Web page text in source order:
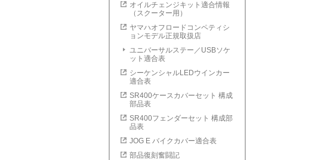
オイルチェンジキット適合情報
（スクーター用）
ヤマハオフロードコンペティシ
ョンモデル正規取扱店
ユニバーサルステー／USBソケ
ット適合表
シーケンシャルLEDウインカー
適合表
SR400ケースカバーセット 構成
部品表
SR400フェンダーセット 構成部
品表
JOG E バイクカバー適合表
部品復刻奮闘記